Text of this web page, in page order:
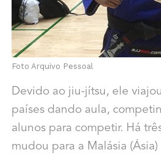
Foto Arquivo Pessoal
Devido ao jiu-jítsu, ele
países dando aula,
alunos para competir. Há
mudou para a Malásia